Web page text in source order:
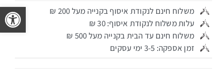
משלוח חינם לנקודת איסוף בקנייה מעל 200 ₪
עלות משלוח לנקודת איסוף: 30 ₪
משלוח חינם עד הבית בקנייה מעל 500 ₪
זמן אספקה: 3-5 ימי עסקים